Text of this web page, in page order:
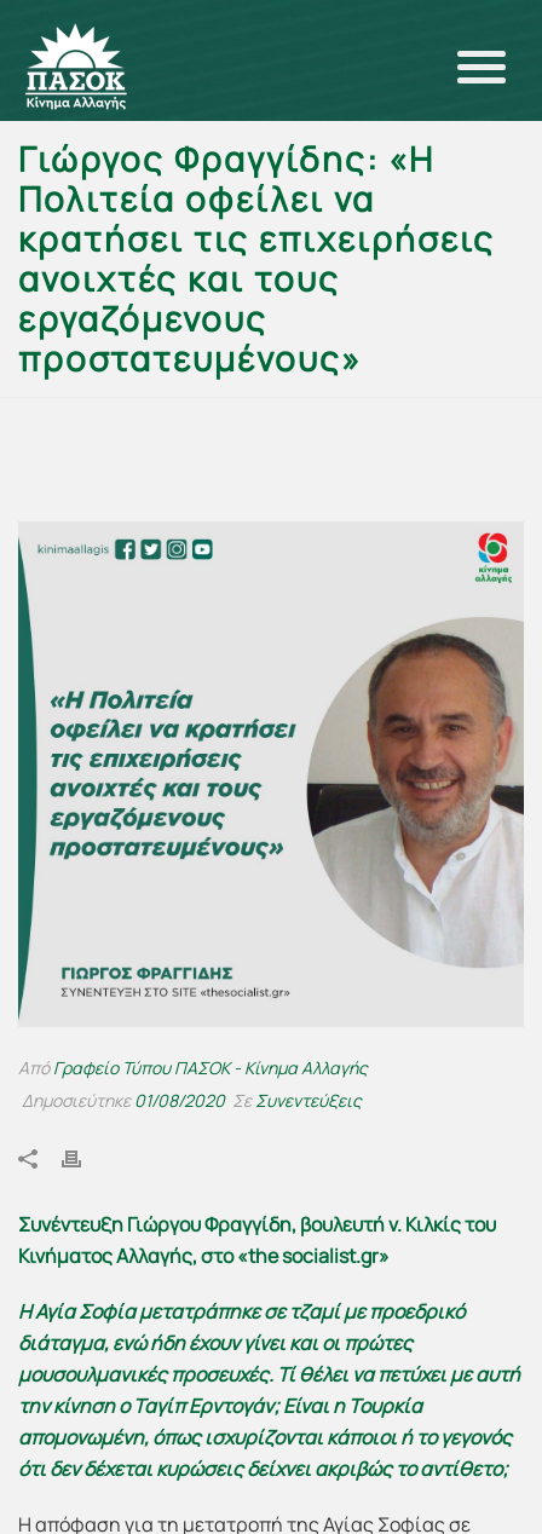
Γιώργος Φραγγίδης: «Η
Πολιτεία οφείλει να
κρατήσει τις επιχειρήσεις
ανοιχτές και τους
εργαζόμενους
προστατευμένους»
ΑπόΓραφείο Τύπου ΠΑΣΟΚ - Κίνημα Αλλαγής
Δημοσιεύτηκε01/08/2020 ΣεΣυνεντεύξεις
Συνέντευξη Γιώργου Φραγγίδη, βουλευτή ν. Κιλκίς του
Κινήματος Αλλαγής, στο «thesocialist.gr»
Η Αγία Σοφία μετατράπηκε σε τζαμί με προεδρικό
διάταγμα, ενώ ήδη έχουν γίνει και οι πρώτες
μουσουλμανικές προσευχές. Τί θέλει να πετύχει με αυτή
την κίνηση ο Ταγίπ Ερντογάν; Είναι η Τουρκία
απομονωμένη, όπως ισχυρίζονται κάποιοι ή το γεγονός
ότι δεν δέχεται κυρώσεις δείχνει ακριβώς το αντίθετο;
Η απόφαση για τη μετατροπή της Αγίας Σοφίας σε